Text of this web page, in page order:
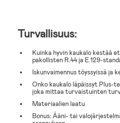
Turvallisuus:
Kuinka hyvin kaukalo kestää
pakollisten R.44 ja E.129-
Iskunvaimennus töyssyissä ja
Onko kaukalo läpäissyt Plus-
joka mittaa turvaistuinten
Materiaalien laatu
Bonus: Ääni- tai